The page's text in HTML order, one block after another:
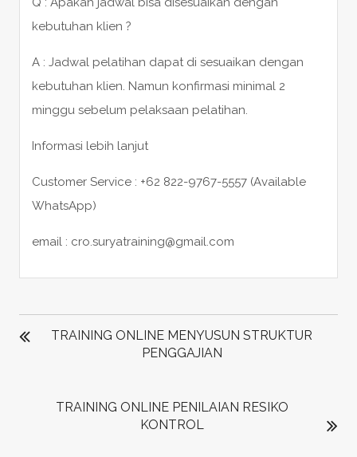
kebutuhan klien ?
A : Jadwal pelatihan dapat di sesuaikan dengan
kebutuhan klien. Namun konfirmasi minimal 2
minggu sebelum pelaksaan pelatihan.
Informasi lebih lanjut
Customer Service : +62 822-9767-5557 (Available
WhatsApp)
email : cro.suryatraining@gmail.com
POST
NAVIGATION
TRAINING ONLINE MENYUSUN STRUKTUR
PENGGAJIAN
TRAINING ONLINE PENILAIAN RESIKO
KONTROL